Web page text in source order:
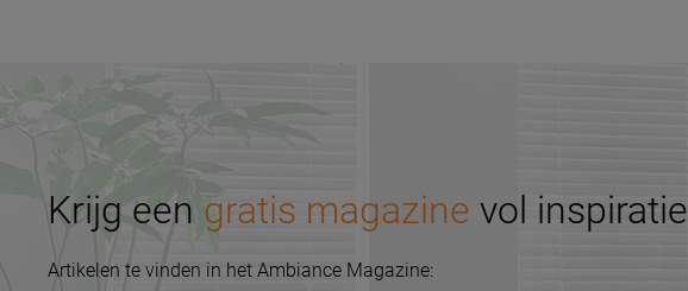
Krijg een gratis magazine vol inspiratie
Artikelen te vinden in het Ambiance Magazine: